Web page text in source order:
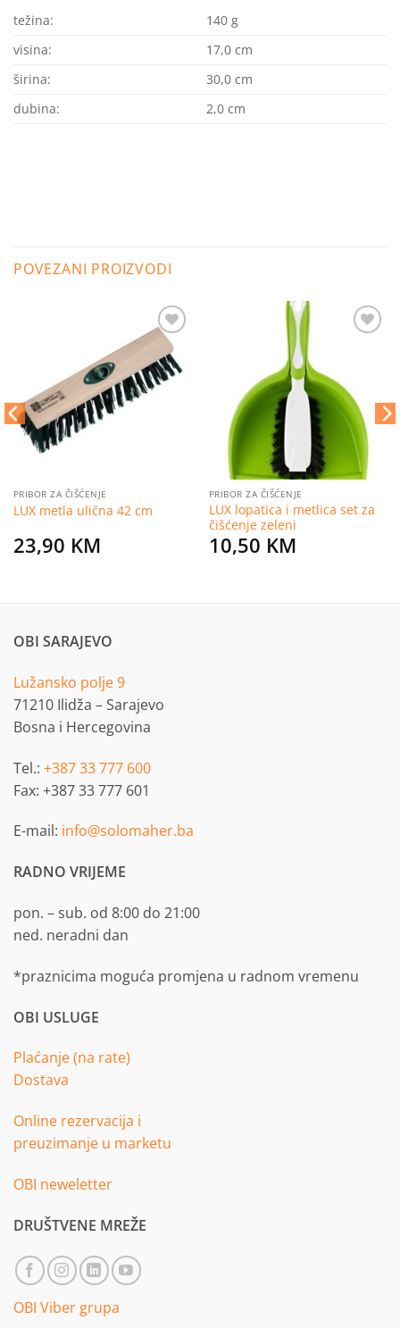
težina:
140 g
visina:
17,0 cm
širina:
30,0 cm
dubina:
2,0 cm
POVEZANI PROIZVODI
Dodaj
na
listu
želja
PRIBOR ZA ČIŠĆENJE
LUX metla ulična 42 cm
23,90 KM
PRIBOR ZA ČIŠĆENJE
LUX lopatica i metlica set za
čišćenje zeleni
10,50 KM
OBI SARAJEVO
Lužansko polje 9
71210 Ilidža – Sarajevo
Bosna i Hercegovina
Tel.: +387 33 777 600
Fax: +387 33 777 601
E-mail: info@solomaher.ba
RADNO VRIJEME
pon. – sub. od 8:00 do 21:00
ned. neradni dan
*praznicima moguća promjena u radnom vremenu
OBI USLUGE
Plaćanje (na rate)
Dostava
Online rezervacija i
preuzimanje u marketu
OBI neweletter
DRUŠTVENE MREŽE
OBI Viber grupa